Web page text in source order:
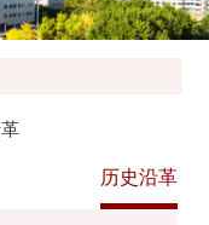
历史沿革